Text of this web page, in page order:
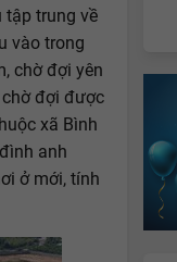
tập trung về
vào trong
chờ đợi yên
đợi được
xã Bình
anh
ở mới, tính